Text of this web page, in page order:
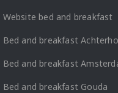
Website bed and breakfast
Bed and breakfast
Bed and breakfast
Bed and breakfast Gouda